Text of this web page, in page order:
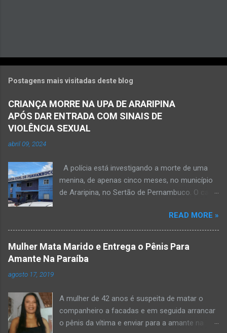
Postagens mais visitadas deste blog
CRIANÇA MORRE NA UPA DE ARARIPINA
APÓS DAR ENTRADA COM SINAIS DE
VIOLÊNCIA SEXUAL
abril 09, 2024
A polícia está investigando a morte de uma
menina, de apenas cinco meses, no município
de Araripina, no Sertão de Pernambuco. O caso
morte a esclarecer”. A PM diz que, na segunda-
feira (8), foi acionada para verificar uma
possível ocorrência de estupro de vulnerável,
na UPA da cidade, mas ao chegar ao local a
vítima estava com um quadro de desidratação
e desnutrição, além de apresentar ruptura anal
e vaginal. Os pais informaram que a criança
READ MORE »
Mulher Mata Marido e Entrega o Pênis Para
Amante Na Paraíba
agosto 17, 2019
A mulher de 42 anos é suspeita de matar o
companheiro a facadas e em seguida arrancar
o pênis da vítima e enviar para a amante na